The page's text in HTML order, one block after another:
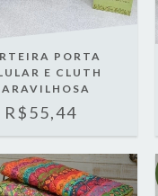
PORTA
E CLUTH
R$55,44